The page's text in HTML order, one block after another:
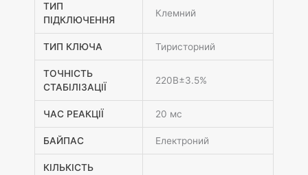
ТИП
ПІДКЛЮЧЕННЯ
Клемний
ТИП КЛЮЧА Тиристорний
ТОЧНІСТЬ
СТАБІЛІЗАЦІЇ
220В±3.5%
ЧАС РЕАКЦІЇ 20 мс
БАЙПАС Електроний
КІЛЬКІСТЬ